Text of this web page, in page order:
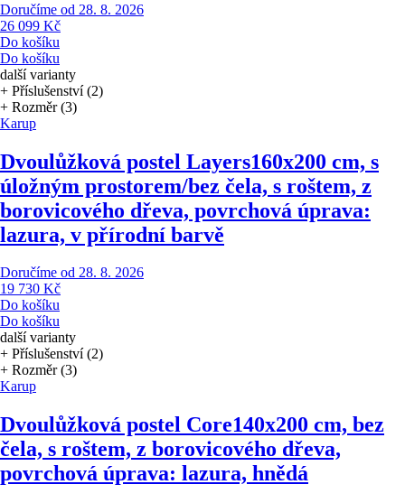
Doručíme od 28. 8. 2026
26 099 Kč
Do košíku
Do košíku
další varianty
+ Příslušenství (2)
+ Rozměr (3)
Karup
Dvoulůžková postel Layers160x200 cm, s
úložným prostorem/bez čela, s roštem, z
borovicového dřeva, povrchová úprava:
lazura, v přírodní barvě
Doručíme od 28. 8. 2026
19 730 Kč
Do košíku
Do košíku
další varianty
+ Příslušenství (2)
+ Rozměr (3)
Karup
Dvoulůžková postel Core140x200 cm, bez
čela, s roštem, z borovicového dřeva,
povrchová úprava: lazura, hnědá